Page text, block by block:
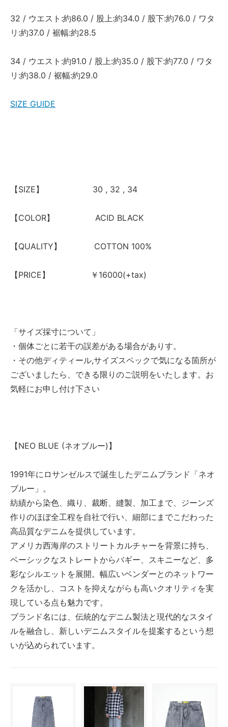
32 / ウエスト:約86.0 / 股上:約34.0 / 股下:約76.0 / ワタ
リ:約37.0 / 裾幅:約28.5
34 / ウエスト:約91.0 / 股上:約35.0 / 股下:約77.0 / ワタ
リ:約38.0 / 裾幅:約29.0
SIZE GUIDE
【SIZE】 30 , 32 , 34
【COLOR】 ACID BLACK
【QUALITY】 COTTON 100%
【PRICE】 ￥16000(+tax)
「サイズ採寸について」
・個体ごとに若干の誤差がある場合がありす。
・その他ディティール,サイズスペックで気になる箇所が
ございましたら、できる限りのご説明をいたします。お
気軽にお申し付け下さい
【NEO BLUE (ネオブルー)】
1991年にロサンゼルスで誕生したデニムブランド「ネオ
ブルー」。
紡績から染色、織り、裁断、縫製、加工まで、ジーンズ
作りのほぼ全工程を自社で行い、細部にまでこだわった
高品質なデニムを提供しています。
アメリカ西海岸のストリートカルチャーを背景に持ち、
ベーシックなストレートからバギー、スキニーなど、多
彩なシルエットを展開。幅広いベンダーとのネットワー
クを活かし、コストを抑えながらも高いクオリティを実
現している点も魅力です。
ブランド名には、伝統的なデニム製法と現代的なスタイ
ルを融合し、新しいデニムスタイルを提案するという想
いが込められています。